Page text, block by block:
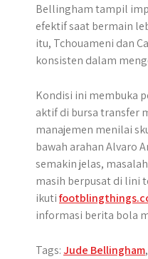
Bellingham tampil
efektif saat bermain
itu, Tchouameni dan
konsisten dalam
Kondisi ini membuka
aktif di bursa transfer
manajemen menilai
bawah arahan Alvaro
semakin jelas,
masih berpusat di lini
ikuti
informasi berita bola
Tags:Jude Bellingham,